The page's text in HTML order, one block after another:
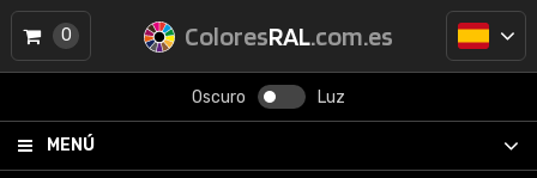
ColoresRAL.com.es
Oscuro Luz
MENÚ
0